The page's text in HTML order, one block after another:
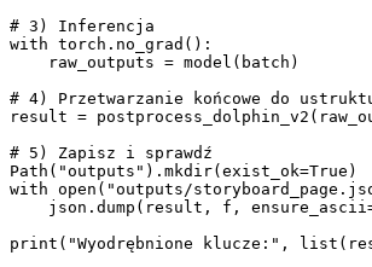
# 3) Inferencja
with torch.no_grad():
    raw_outputs = model(batch)
# 4) Przetwarzanie końcowe do
result =
# 5) Zapisz i sprawdź
Path("outputs").mkdir(exist_ok=True)
with open("outputs/
json.dump(result, f,